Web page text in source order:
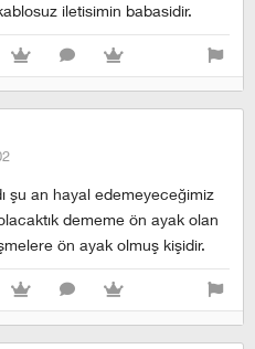
iletisimin babasidir.
şu an hayal edemeyeceğimiz
dememe ön ayak olan
ön ayak olmuş kişidir.